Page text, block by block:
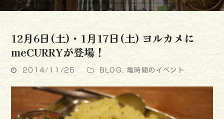
12月6日(土)・1月17日(土) ヨルカメに
meCURRYが登場！
2014/11/25 BLOG ,亀時間のイベント